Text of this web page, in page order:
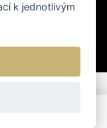
Media s.r.o.|